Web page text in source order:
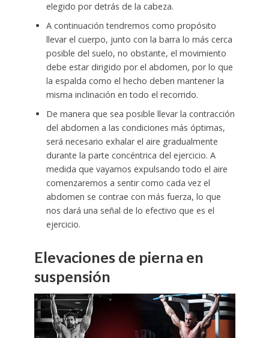
elegido por detrás de la cabeza.
A continuación tendremos como propósito
llevar el cuerpo, junto con la barra lo más cerca
posible del suelo, no obstante, el movimiento
debe estar dirigido por el abdomen, por lo que
la espalda como el hecho deben mantener la
misma inclinación en todo el recorrido.
De manera que sea posible llevar la contracción
del abdomen a las condiciones más óptimas,
será necesario exhalar el aire gradualmente
durante la parte concéntrica del ejercicio. A
medida que vayamos expulsando todo el aire
comenzaremos a sentir como cada vez el
abdomen se contrae con más fuerza, lo que
nos dará una señal de lo efectivo que es el
ejercicio.
Elevaciones de pierna en
suspensión